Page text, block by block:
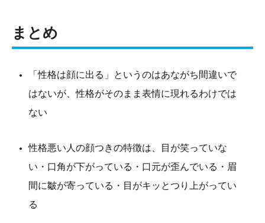
まとめ
「性格は顔に出る」というのはあながち間違いで
はないが、性格がそのまま表情に現れるわけでは
ない
性格悪い人の顔つきの特徴は、目が笑っていな
い・口角が下がっている・口元が歪んでいる・眉
間に皺が寄っている・目がキッとつり上がってい
る